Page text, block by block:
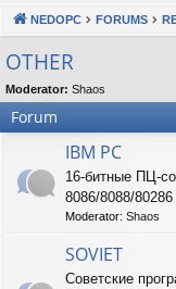
u
s
NEDOPC FORUMS
OTHER
Moderator: Shaos
Forum
IBM PC
16-битные ПЦ-
8086/8088/
Moderator: Shaos
SOVIET
Советские